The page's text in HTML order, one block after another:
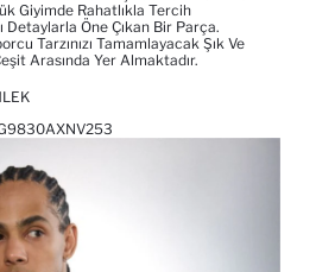
Giyimde Rahatlıkla Tercih
Detaylarla Öne Çıkan Bir Parça.
Tarzınızı Tamamlayacak Şık Ve
Arasında Yer Almaktadır.